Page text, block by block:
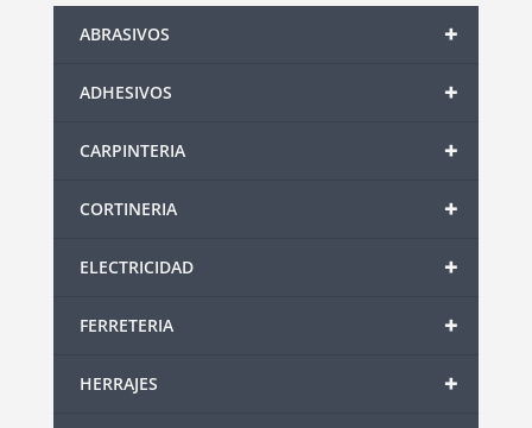
+
ABRASIVOS
+
ADHESIVOS
+
CARPINTERIA
+
CORTINERIA
+
ELECTRICIDAD
+
FERRETERIA
+
HERRAJES